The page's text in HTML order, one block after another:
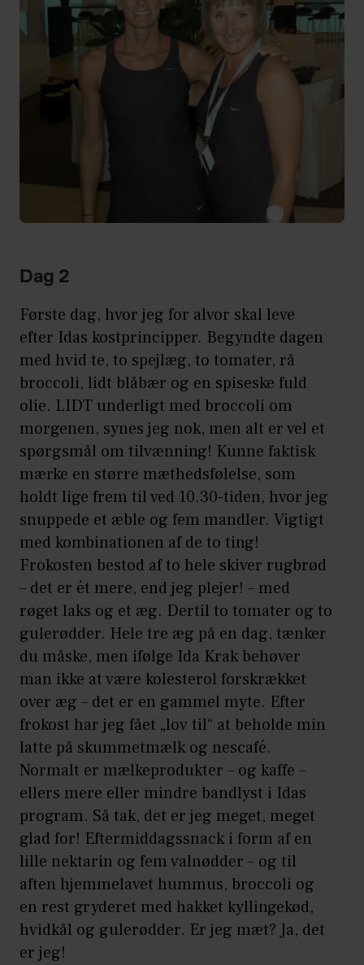
Dag 2
Første dag, hvor jeg for alvor skal leve
efter Idas kostprincipper. Begyndte dagen
med hvid te, to spejlæg, to tomater, rå
broccoli, lidt blåbær og en spiseske fuld
olie. LIDT underligt med broccoli om
morgenen, synes jeg nok, men alt er vel et
spørgsmål om tilvænning! Kunne faktisk
mærke en større mæthedsfølelse, som
holdt lige frem til ved 10.30-tiden, hvor jeg
snuppede et æble og fem mandler. Vigtigt
med kombinationen af de to ting!
Frokosten bestod af to hele skiver rugbrød
– det er ét mere, end jeg plejer! – med
røget laks og et æg. Dertil to tomater og to
gulerødder. Hele tre æg på en dag, tænker
du måske, men ifølge Ida Krak behøver
man ikke at være kolesterol forskrækket
over æg – det er en gammel myte. Efter
frokost har jeg fået „lov til“ at beholde min
latte på skummetmælk og nescafé.
Normalt er mælkeprodukter – og kaffe –
ellers mere eller mindre bandlyst i Idas
program. Så tak, det er jeg meget, meget
glad for! Eftermiddagssnack i form af en
lille nektarin og fem valnødder – og til
aften hjemmelavet hummus, broccoli og
en rest gryderet med hakket kyllingekød,
hvidkål og gulerødder. Er jeg mæt? Ja, det
er jeg!